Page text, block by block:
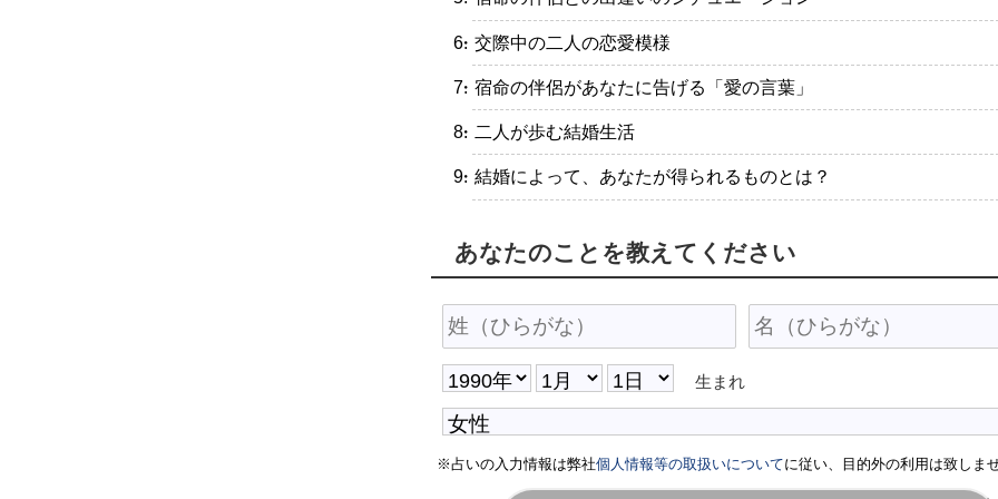
・交際中の二人の恋愛模様
・宿命の伴侶があなたに告げる「愛の言葉」
・二人が歩む結婚生活
・結婚によって、あなたが得られるものとは？
あなたのことを教えてください
生まれ
※占いの入力情報は弊社個人情報等の取扱いについてに従い、目的外の利用は致しま